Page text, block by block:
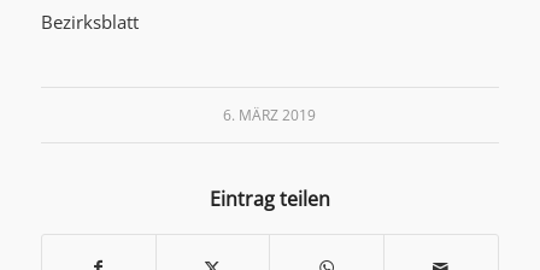
Bezirksblatt
6. MÄRZ 2019
Eintrag teilen